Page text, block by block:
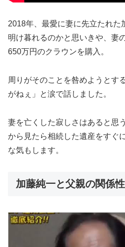
2018年、最愛に妻に先立たれた
明け暮れるのかと思いきや、妻
650万円のクラウンを購入。
周りがそのことを咎めようとす
がねぇ」と涙で話しました。
妻を亡くした寂しさはあると思
から見たら相続した遺産をすぐ
な気もします。
加藤純一と父親の関係